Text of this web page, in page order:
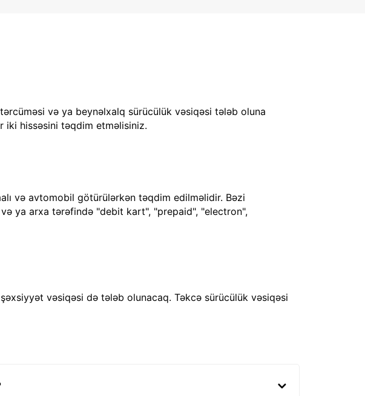
və ya beynəlxalq sürücülük vəsiqəsi tələb oluna
iki hissəsini təqdim etməlisiniz.
və avtomobil götürülərkən təqdim edilməlidir. Bəzi
ya arxa tərəfində "debit kart", "prepaid", "electron",
vəsiqəsi də tələb olunacaq. Təkcə sürücülük vəsiqəsi